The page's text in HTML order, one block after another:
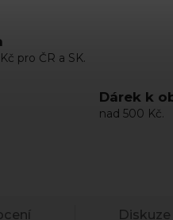
pro ČR a SK.
Dárek k
nad 500 Kč.
Diskuze